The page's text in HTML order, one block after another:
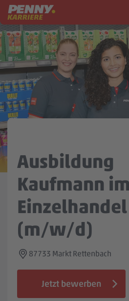
Zum Inhalt springen
PENNY als
Ausbildung
Markt
Zentrale &
Mein
Ausbildung
Kaufmann im
Einzelhandel
(m/w/d)
87733 Markt Rettenbach
Jetzt bewerben